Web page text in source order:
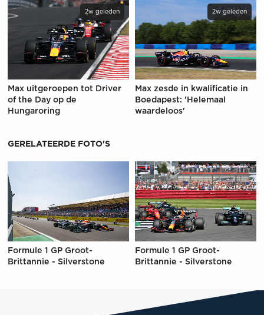
2w geleden
Max uitgeroepen tot Driver
of the Day op de
Hungaroring
2w geleden
Max zesde in kwalificatie in
Boedapest: 'Helemaal
waardeloos'
GERELATEERDE FOTO'S
Formule 1 GP Groot-
Brittannie - Silverstone
Formule 1 GP Groot-
Brittannie - Silverstone